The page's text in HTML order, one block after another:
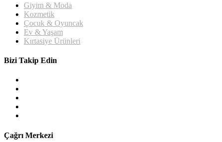
Giyim & Moda
Kozmetik
Çocuk & Oyuncak
Ev & Yaşam
Kırtasiye Ürünleri
Bizi Takip Edin
Çağrı Merkezi